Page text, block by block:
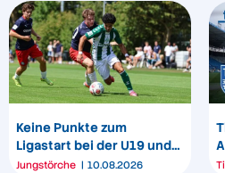
Keine Punkte zum
Ligastart bei der U19 und
U17
Jungstörche 10.08.2026